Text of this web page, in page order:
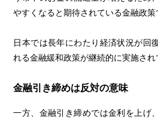
やすくなると期待されている金融政策
日本では長年にわたり経済状況が回
れる金融緩和政策が継続的に実施され
金融引き締めは反対の意味
一方、金融引き締めでは金利を上げ